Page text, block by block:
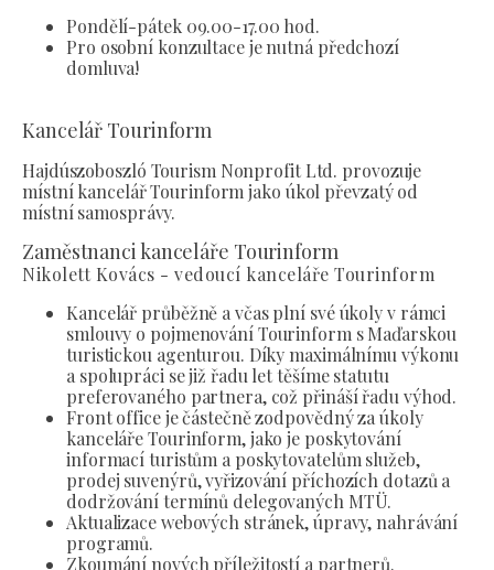
Pondělí-pátek 09.00-17.00 hod.
Pro osobní konzultace je nutná předchozí
domluva!
Kancelář Tourinform
Hajdúszoboszló Tourism Nonprofit Ltd. provozuje
místní kancelář Tourinform jako úkol převzatý od
místní samosprávy.
Zaměstnanci kanceláře Tourinform
Nikolett Kovács - vedoucí kanceláře Tourinform
Kancelář průběžně a včas plní své úkoly v rámci
smlouvy o pojmenování Tourinform s Maďarskou
turistickou agenturou. Díky maximálnímu výkonu
a spolupráci se již řadu let těšíme statutu
preferovaného partnera, což přináší řadu výhod.
Front office je částečně zodpovědný za úkoly
kanceláře Tourinform, jako je poskytování
informací turistům a poskytovatelům služeb,
prodej suvenýrů, vyřizování příchozích dotazů a
dodržování termínů delegovaných MTÜ.
Aktualizace webových stránek, úpravy, nahrávání
programů.
Zkoumání nových příležitostí a partnerů.